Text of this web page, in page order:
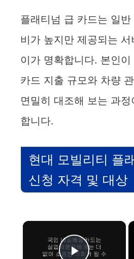
플래티넘 급 카드는 일반
비가 높지만 제공되는
이가 명확합니다. 본인
카드 지출 규모와 차량
면밀히 대조해 보는 과
합니다.
현대 모빌리티 플
신청 자격 및 대상
×